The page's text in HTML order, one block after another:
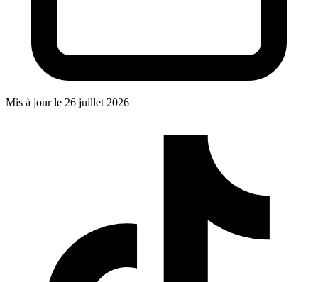
Mis à jour le 26 juillet 2026